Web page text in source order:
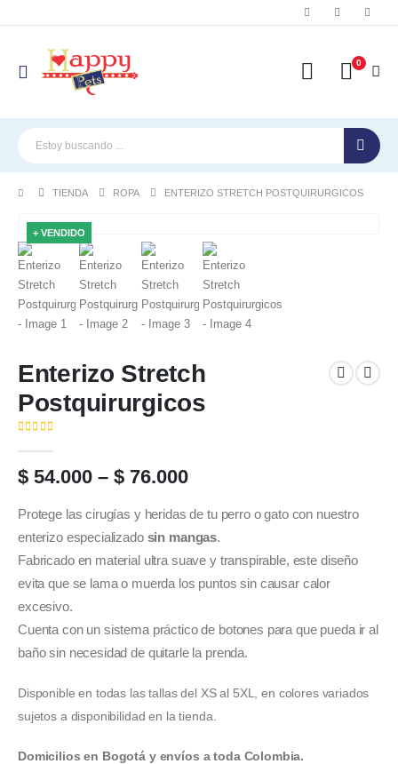
0
TIENDA ROPA ENTERIZO STRETCH POSTQUIRURGICOS
+ VENDIDO
Enterizo Stretch
Postquirurgicos
$ 54.000 – $ 76.000Price
$ 54.000
through
$ 76.000
Protege las cirugías y heridas de tu perro o gato con nuestro
enterizo especializado sin mangas.
Fabricado en material ultra suave y transpirable, este diseño
evita que se lama o muerda los puntos sin causar calor
excesivo.
Cuenta con un sistema práctico de botones para que pueda ir al
baño sin necesidad de quitarle la prenda.
Disponible en todas las tallas del XS al 5XL, en colores variados
sujetos a disponibilidad en la tienda.
Domicilios en Bogotá y envíos a toda Colombia.